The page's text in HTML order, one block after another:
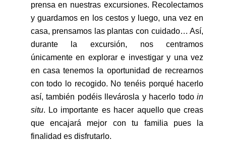
prensa en nuestras excursiones. Recolectamos
y guardamos en los cestos y luego, una vez en
casa, prensamos las plantas con cuidado… Así,
durante la excursión, nos centramos
únicamente en explorar e investigar y una vez
en casa tenemos la oportunidad de recrearnos
con todo lo recogido. No tenéis porqué hacerlo
así, también podéis llevárosla y hacerlo todoin
situ. Lo importante es hacer aquello que creas
que encajará mejor con tu familia pues la
finalidad es disfrutarlo.